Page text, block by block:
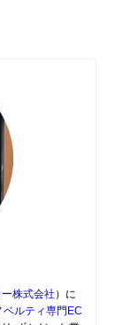
株式会社 ）に
ベルティ専門EC